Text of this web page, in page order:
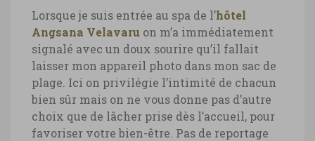
Lorsque je suis entrée au spa de l’hôtel
Angsana Velavaru on m’a immédiatement
signalé avec un doux sourire qu’il fallait
laisser mon appareil photo dans mon sac de
plage. Ici on privilégie l’intimité de chacun
bien sûr mais on ne vous donne pas d’autre
choix que de lâcher prise dès l’accueil, pour
favoriser votre bien-être. Pas de reportage